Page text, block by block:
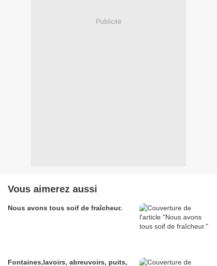
Publicité
Vous aimerez aussi
Nous avons tous soif de fraîcheur.
Fontaines,lavoirs, abreuvoirs, puits,